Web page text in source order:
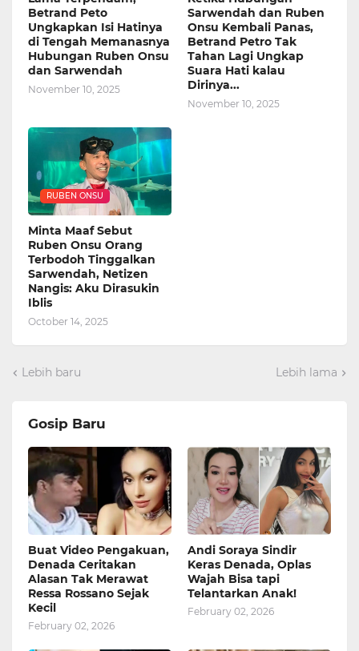
Betrand Peto
Ungkapkan Isi Hatinya
di Tengah Memanasnya
Hubungan Ruben Onsu
dan Sarwendah
November 10, 2025
Sarwendah dan Ruben
Onsu Kembali Panas,
Betrand Petro Tak
Tahan Lagi Ungkap
Suara Hati kalau
Dirinya...
November 10, 2025
RUBEN ONSU
Minta Maaf Sebut
Ruben Onsu Orang
Terbodoh Tinggalkan
Sarwendah, Netizen
Nangis: Aku Dirasukin
Iblis
October 14, 2025
Lebih baru Lebih lama
Gosip Baru
Buat Video Pengakuan,
Denada Ceritakan
Alasan Tak Merawat
Ressa Rossano Sejak
Kecil
February 02, 2026
Andi Soraya Sindir
Keras Denada, Oplas
Wajah Bisa tapi
Telantarkan Anak!
February 02, 2026